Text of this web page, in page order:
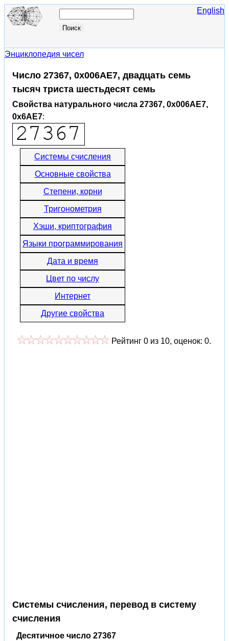
English
Энциклопедия чисел
Число 27367, 0x006AE7, двадцать семь
тысяч триста шестьдесят семь
Свойства натурального числа 27367, 0x006AE7,
0x6AE7:
Системы счисления
Основные свойства
Степени, корни
Тригонометрия
Хэши, криптография
Языки программирования
Дата и время
Цвет по числу
Интернет
Другие свойства
Рейтинг 0 из 10, оценок: 0.
Системы счисления, перевод в систему
счисления
Десятичное число 27367